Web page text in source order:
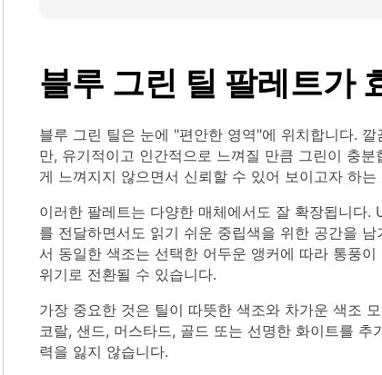
블루 그린 틸 팔레트가
블루 그린 틸은 눈에 "편안한 영역"에 위치합니다.
만, 유기적이고 인간적으로 느껴질 만큼 그린이 충
게 느껴지지 않으면서 신뢰할 수 있어 보이고자 하
이러한 팔레트는 다양한 매체에서도 잘 확장됩니다.
를 전달하면서도 읽기 쉬운 중립색을 위한 공간을
서 동일한 색조는 선택한 어두운 앵커에 따라 통풍
위기로 전환될 수 있습니다.
가장 중요한 것은 틸이 따뜻한 색조와 차가운 색조
코랄, 샌드, 머스타드, 골드 또는 선명한 화이트를 추
력을 잃지 않습니다.